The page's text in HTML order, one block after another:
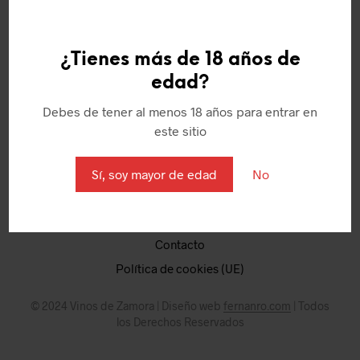
¿Tienes más de 18 años de
edad?
Debes de tener al menos 18 años para entrar en
este sitio
Sí, soy mayor de edad No
Política de Cookies
Términos y condiciones
Puntos
Contacto
Política de cookies (UE)
© 2024 Vinos de Zamora | Diseño web fernanro.com
| Todos
los Derechos Reservados